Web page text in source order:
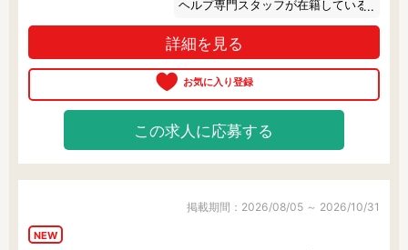
ヘルプ専門スタッフが在籍している
ので、お休みをしっかり取っていた
だけます◎
また、派遣のお仕事なので残業は基
本的にナシ！
休憩は別室で過ごせるのでリフレッ
シュできますよ。
就業中は専任スタッフが定期的に職
場にご訪問し、あなたをサポートし
ます。
詳細を見る
この求人に応募する
掲載期間：2026/08/05 ～ 2026/10/31
NEW